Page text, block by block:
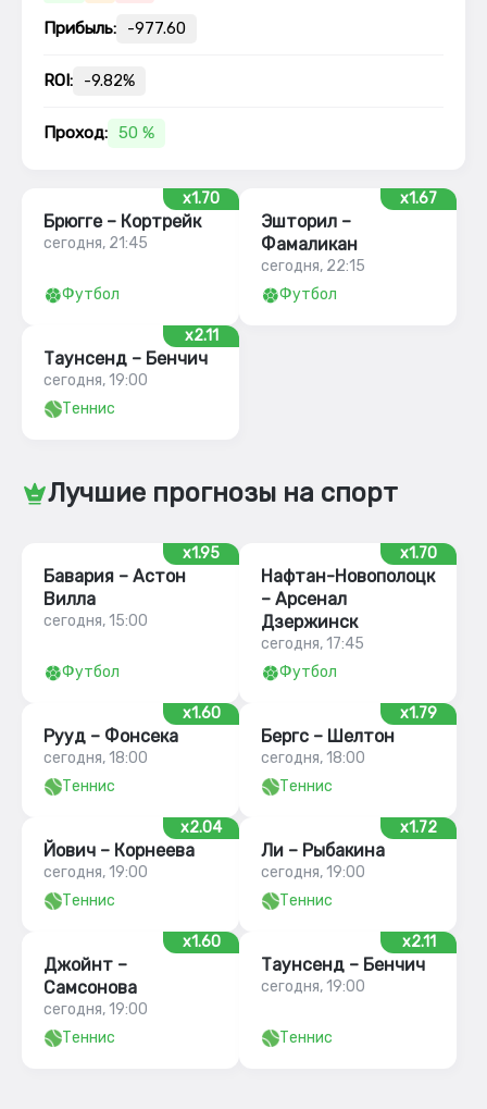
Прибыль: -977.60
ROI: -9.82%
Проход: 50 %
x1.70
Брюгге – Кортрейк
сегодня, 21:45
Футбол
x1.67
Эшторил –
Фамаликан
сегодня, 22:15
Футбол
x2.11
Таунсенд – Бенчич
сегодня, 19:00
Теннис
Лучшие прогнозы на спорт
x1.95
Бавария – Астон
Вилла
сегодня, 15:00
Футбол
x1.70
Нафтан-Новополоцк
– Арсенал
Дзержинск
сегодня, 17:45
Футбол
x1.60
Рууд – Фонсека
сегодня, 18:00
Теннис
x1.79
Бергс – Шелтон
сегодня, 18:00
Теннис
x2.04
Йович – Корнеева
сегодня, 19:00
Теннис
x1.72
Ли – Рыбакина
сегодня, 19:00
Теннис
x1.60
Джойнт –
Самсонова
сегодня, 19:00
Теннис
x2.11
Таунсенд – Бенчич
сегодня, 19:00
Теннис